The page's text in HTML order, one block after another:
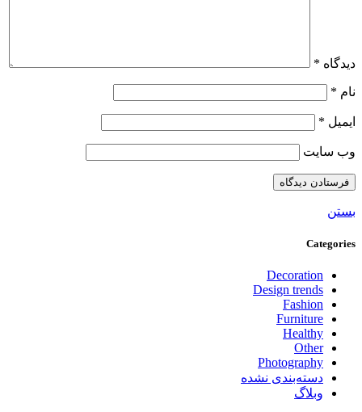
دیدگاه *
نام *
ایمیل *
وب‌ سایت
بستن
Categories
Decoration
Design trends
Fashion
Furniture
Healthy
Other
Photography
دسته‌بندی نشده
وبلاگ